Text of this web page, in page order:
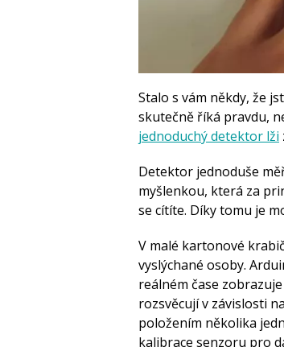
Stalo s vám někdy, že
skutečně říká pravdu,
jednoduchý detektor lži
Detektor jednoduše
myšlenkou, která za
se cítíte. Díky tomu je
V malé kartonové
vyslýchané osoby.
reálném čase
rozsvěcují v závislosti
položením několika
kalibrace senzoru pro